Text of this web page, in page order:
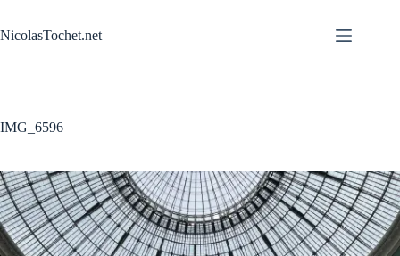
contenu
NicolasTochet.net
IMG_6596